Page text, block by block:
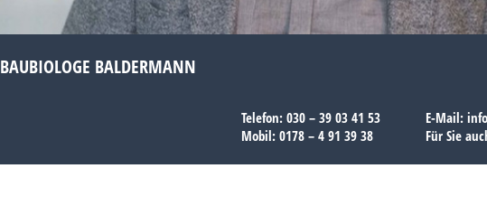
BAUBIOLOGE BALDERMANN
Telefon: 030 – 39 03 41 53
Mobil: 0178 – 4 91 39 38
E-Mail:
Für Sie